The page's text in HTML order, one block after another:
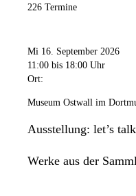
226 Termine
Mi 16. September 2026
11:00 bis 18:00 Uhr
Ort:
Museum Ostwall im
Ausstellung: let’s
Werke aus der